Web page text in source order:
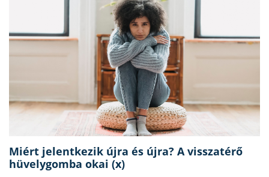
Miért jelentkezik újra és újra? A visszatérő
hüvelygomba okai (x)